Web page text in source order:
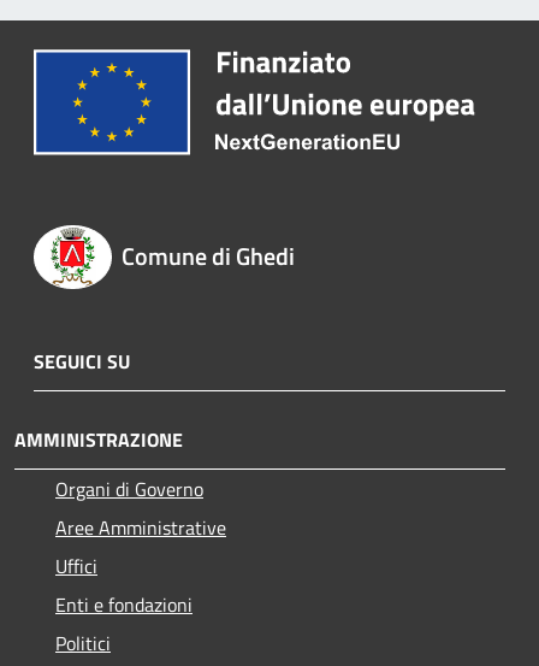
Comune di Ghedi
SEGUICI SU
AMMINISTRAZIONE
Organi di Governo
Aree Amministrative
Uffici
Enti e fondazioni
Politici